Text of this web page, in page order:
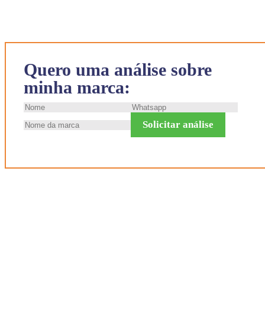
Quero uma análise sobre
minha marca:
Solicitar análise